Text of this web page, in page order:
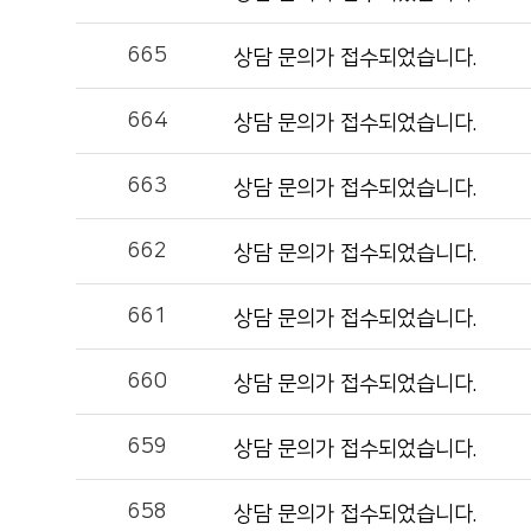
665 상담 문의가 접수되었습니다.
664 상담 문의가 접수되었습니다.
663 상담 문의가 접수되었습니다.
662 상담 문의가 접수되었습니다.
661 상담 문의가 접수되었습니다.
660 상담 문의가 접수되었습니다.
659 상담 문의가 접수되었습니다.
658 상담 문의가 접수되었습니다.